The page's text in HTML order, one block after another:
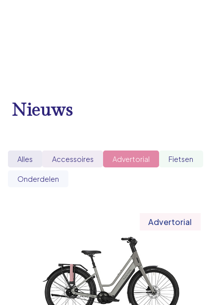
Nieuws
Alles Accessoires Advertorial Fietsen
Onderdelen
Advertorial